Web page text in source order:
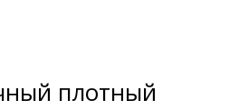
плотный